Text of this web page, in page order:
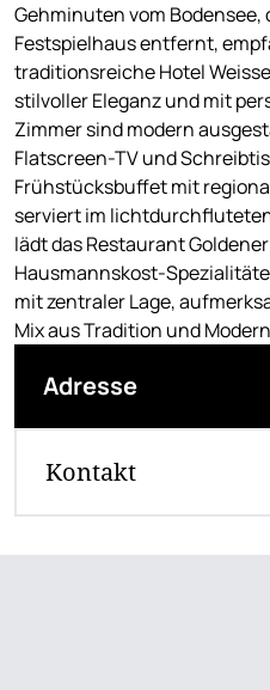
Gehminuten vom Bodensee,
Festspielhaus entfernt,
traditionsreiche Hotel
stilvoller Eleganz und mit
Zimmer sind modern
Flatscreen-TV und
Frühstücksbuffet mit
serviert im
lädt das Restaurant
Hausmannskost-
mit zentraler Lage,
Mix aus Tradition und
Adresse
Kontakt